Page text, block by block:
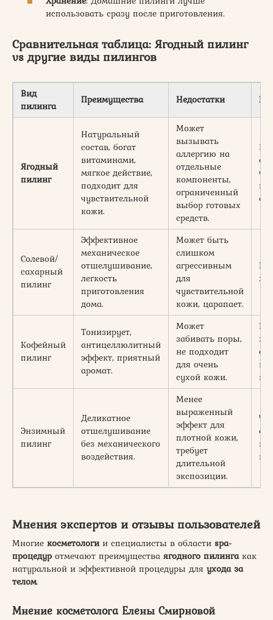
использовать сразу после приготовления.
Сравнительная таблица: Ягодный пилинг
vs другие виды пилингов
Вид
пилинга
Преимущества Недостатки
Ягодный
пилинг
Натуральный
состав, богат
витаминами,
мягкое действие,
подходит для
чувствительной
кожи.
Может
вызывать
аллергию на
отдельные
компоненты,
ограниченный
выбор готовых
средств.
и
Солевой/
сахарный
пилинг
Эффективное
механическое
отшелушивание,
легкость
приготовления
дома.
Может быть
слишком
агрессивным
для
чувствительной
кожи, царапает.
Кофейный
пилинг
Тонизирует,
антицеллюлитный
эффект, приятный
аромат.
Может
забивать поры,
не подходит
для очень
сухой кожи.
Энзимный
пилинг
Деликатное
отшелушивание
без механического
воздействия.
Менее
выраженный
эффект для
плотной кожи,
требует
длительной
экспозиции.
к
Мнения экспертов и отзывы пользователей
Многие косметологии специалисты в области spa-
процедур отмечают преимуществаягодного пилингакак
натуральной и эффективной процедуры для ухода за
телом.
Мнение косметолога Елены Смирновой